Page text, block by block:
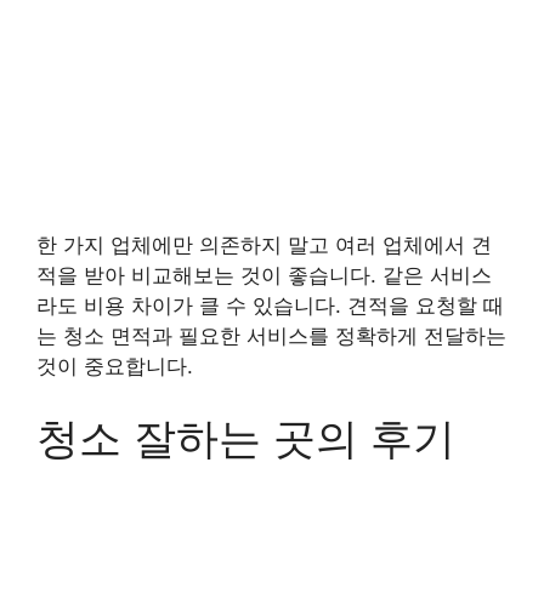
한 가지 업체에만 의존하지 말고 여러 업체에서 견
적을 받아 비교해보는 것이 좋습니다. 같은 서비스
라도 비용 차이가 클 수 있습니다. 견적을 요청할 때
는 청소 면적과 필요한 서비스를 정확하게 전달하는
것이 중요합니다.
청소 잘하는 곳의 후기